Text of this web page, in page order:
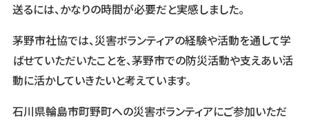
送るには、かなりの時間が必要だと実感しました。
茅野市社協では、災害ボランティアの経験や活動を通して学
ばせていただいたことを、茅野市での防災活動や支えあい活
動に活かしていきたいと考えています。
石川県輪島市町野町への災害ボランティアにご参加いただ